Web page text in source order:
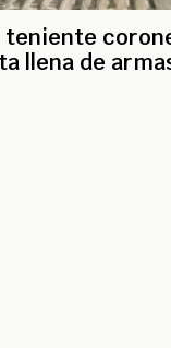
teniente
llena de